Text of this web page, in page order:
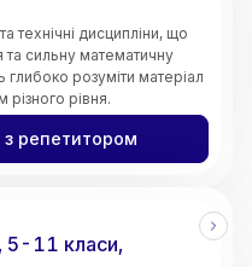
технічні дисципліни, що
сильну математичну
розуміти матеріал
рівня.
складних тем
підхід до навчання
учня
учнів
з репетитором
5-11 класи,